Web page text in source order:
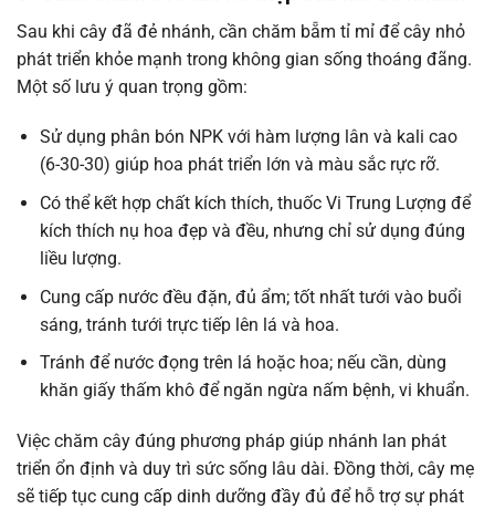
Sau khi cây đã đẻ nhánh, cần chăm bẵm tỉ mỉ để cây nhỏ
phát triển khỏe mạnh trong không gian sống thoáng đãng.
Một số lưu ý quan trọng gồm:
Sử dụng phân bón NPK với hàm lượng lân và kali cao
(6-30-30) giúp hoa phát triển lớn và màu sắc rực rỡ.
Có thể kết hợp chất kích thích, thuốc Vi Trung Lượng để
kích thích nụ hoa đẹp và đều, nhưng chỉ sử dụng đúng
liều lượng.
Cung cấp nước đều đặn, đủ ẩm; tốt nhất tưới vào buổi
sáng, tránh tưới trực tiếp lên lá và hoa.
Tránh để nước đọng trên lá hoặc hoa; nếu cần, dùng
khăn giấy thấm khô để ngăn ngừa nấm bệnh, vi khuẩn.
Việc chăm cây đúng phương pháp giúp nhánh lan phát
triển ổn định và duy trì sức sống lâu dài. Đồng thời, cây mẹ
sẽ tiếp tục cung cấp dinh dưỡng đầy đủ để hỗ trợ sự phát